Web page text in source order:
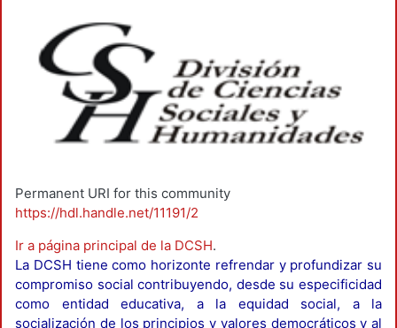
Permanent URI for this community
https://hdl.handle.net/11191/2
Ir a página principal de la DCSH.
La DCSH tiene como horizonte refrendar y profundizar su
compromiso social contribuyendo, desde su especificidad
como entidad educativa, a la equidad social, a la
socialización de los principios y valores democráticos y al